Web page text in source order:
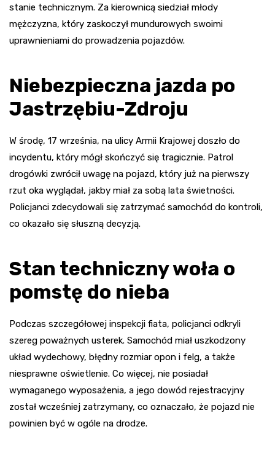
stanie technicznym. Za kierownicą siedział młody
mężczyzna, który zaskoczył mundurowych swoimi
uprawnieniami do prowadzenia pojazdów.
Niebezpieczna jazda po
Jastrzębiu-Zdroju
W środę, 17 września, na ulicy Armii Krajowej doszło do
incydentu, który mógł skończyć się tragicznie. Patrol
drogówki zwrócił uwagę na pojazd, który już na pierwszy
rzut oka wyglądał, jakby miał za sobą lata świetności.
Policjanci zdecydowali się zatrzymać samochód do kontroli,
co okazało się słuszną decyzją.
Stan techniczny woła o
pomstę do nieba
Podczas szczegółowej inspekcji fiata, policjanci odkryli
szereg poważnych usterek. Samochód miał uszkodzony
układ wydechowy, błędny rozmiar opon i felg, a także
niesprawne oświetlenie. Co więcej, nie posiadał
wymaganego wyposażenia, a jego dowód rejestracyjny
został wcześniej zatrzymany, co oznaczało, że pojazd nie
powinien być w ogóle na drodze.